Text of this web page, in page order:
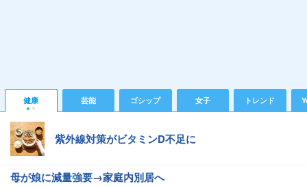
健康 芸能 ゴシップ 女子 トレンド
紫外線対策がビタミンD不足に
母が娘に減量強要→家庭内別居へ